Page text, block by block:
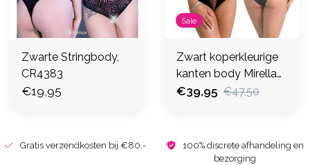
Zwarte Stringbody,
CR4383
€19,95
Sale
Zwart koperkleurige
kanten body Mirella
(L/XL - 2XL/3XL)
€39,95 €47,50
Gratis verzendkosten bij €80.-
100% discrete afhandeling en
bezorging